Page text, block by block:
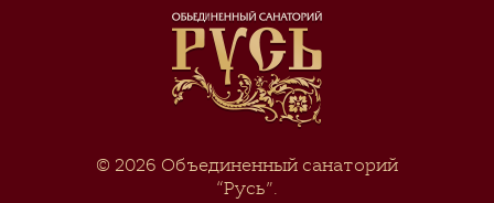
© 2026 Объединенный санаторий
“Русь”.